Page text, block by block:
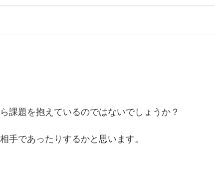
課題を抱えているのではないでしょうか？
手であったりするかと思います。